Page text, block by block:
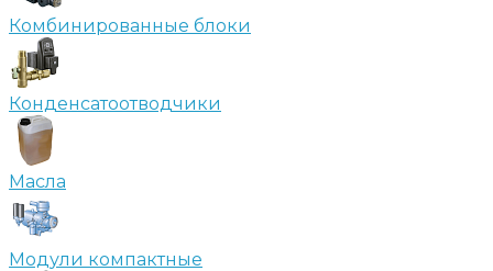
Комбинированные блоки
Конденсатоотводчики
Масла
Модули компактные